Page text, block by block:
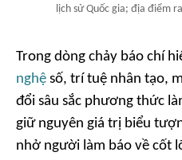
lịch sử Quốc gia; địa điểm
Trong dòng chảy báo chí
nghệ số, trí tuệ nhân tạo,
đổi sâu sắc phương thức
giữ nguyên giá trị biểu
nhở người làm báo về cốt